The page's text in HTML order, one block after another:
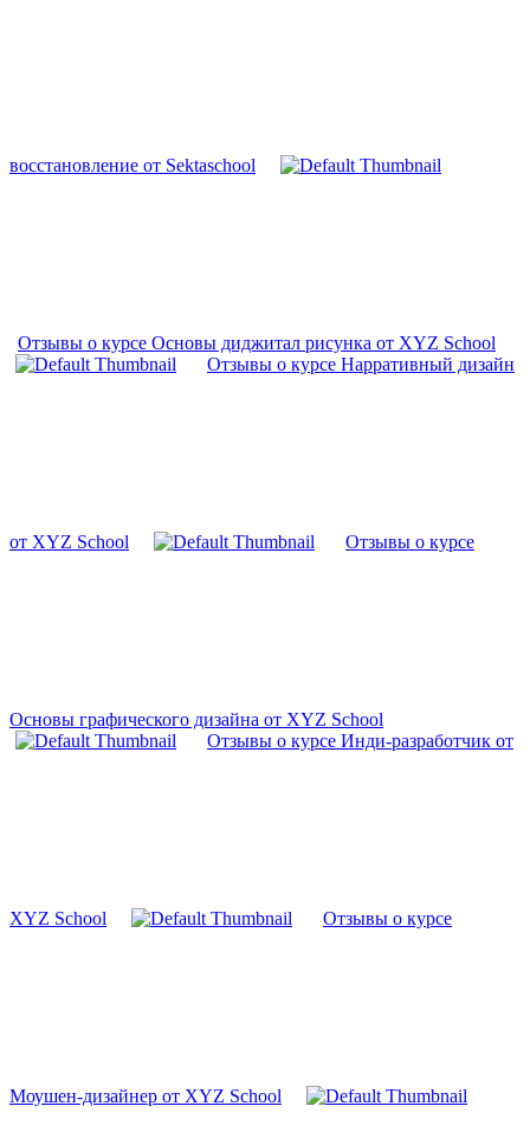
восстановление от Sektaschool
Отзывы о курсе Основы диджитал рисунка от XYZ School
Отзывы о курсе Нарративный дизайн
от XYZ School Отзывы о курсе
Основы графического дизайна от XYZ School
Отзывы о курсе Инди-разработчик от
XYZ School Отзывы о курсе
Моушен-дизайнер от XYZ School